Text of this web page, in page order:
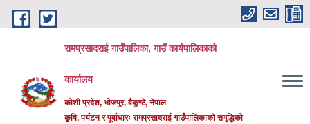
Skip to main content
रामप्रसादराई गाउँपालिका, गाउँ कार्यपालिकाको
कार्यालय
कोशी प्रदेश, भोजपुर, वैकुण्ठे, नेपाल
कृषि, पर्यटन र पूर्वाधारः रामप्रसादराई गाउँपालिकाको समृद्धिको